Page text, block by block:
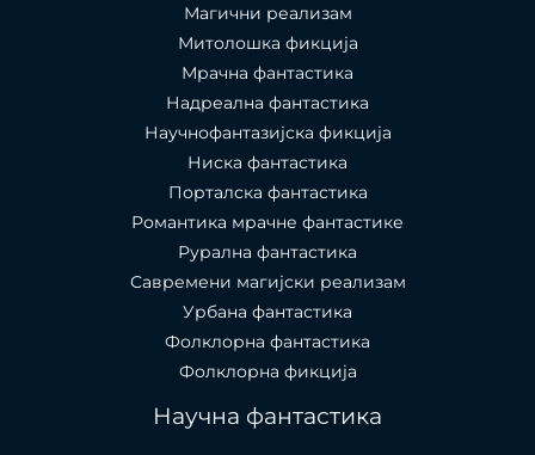
Магични реализам
Митолошка фикција
Мрачна фантастика
Надреална фантастика
Научнофантазијска фикција
Ниска фантастика
Порталска фантастика​
Романтика мрачне фантастике
Рурална фантастика
Савремени магијски реализам
Урбана фантастика
Фолклорна фантастика
Фолклорна фикција
Научна фантастика